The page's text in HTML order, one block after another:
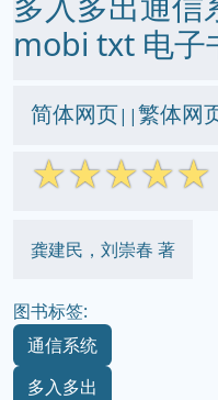
mobi txt 电子
简体网页||繁体网
☆☆☆☆☆
龚建民，刘崇春 著
图书标签:
通信系统
多入多出